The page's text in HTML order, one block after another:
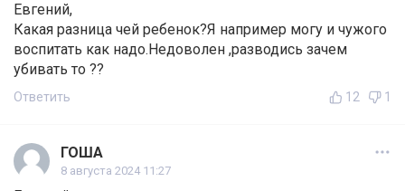
Евгений,
Какая разница чей ребенок?Я например могу и чужого
воспитать как надо.Недоволен ,разводись зачем
убивать то ??
Ответить 12 1
ГОША
8 августа 2024 11:27